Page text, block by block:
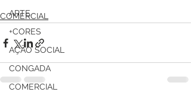
ARTE
+CORES
AÇÃO SOCIAL
CONGADA
COMERCIAL
COMERCIAL